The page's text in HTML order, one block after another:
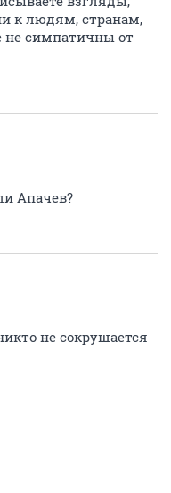
к людям, странам,
симпатичны от
Апачев?
не сокрушается